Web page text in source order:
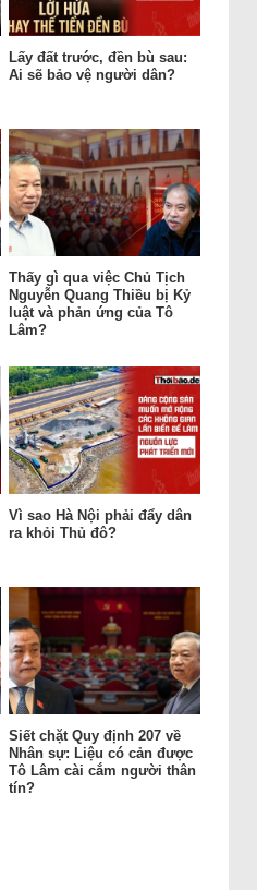
Lấy đất trước, đền bù sau:
Ai sẽ bảo vệ người dân?
Thấy gì qua việc Chủ Tịch
Nguyễn Quang Thiều bị Kỷ
luật và phản ứng của Tô
Lâm?
Vì sao Hà Nội phải đẩy dân
ra khỏi Thủ đô?
Siết chặt Quy định 207 về
Nhân sự: Liệu có cản được
Tô Lâm cài cắm người thân
tín?